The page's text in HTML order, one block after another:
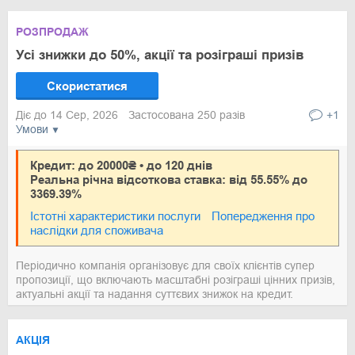
Умови
РОЗПРОДАЖ
Усі знижки до 50%, акції та розіграші призів
Скористатися
Діє до 14 Сер, 2026 Застосована 250 разів +1
Кредит: до 20000₴ • до 120 днів
Реальна річна відсоткова ставка: від 55.55% до
3369.39%
Істотні характеристики послуги
Попередження про
наслідки для споживача
Періодично компанія організовує для своїх клієнтів супер
пропозиції, що включають масштабні розіграші цінних призів,
актуальні акції та надання суттєвих знижок на кредит.
АКЦІЯ